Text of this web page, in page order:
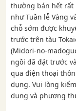
thường bán hết rất
như Tuần lễ Vàng
chỗ sớm được
trước trên tàu
(Midori-no-
ngồi đã đặt trước
qua điện thoại
dụng. Vui lòng
dụng và phương